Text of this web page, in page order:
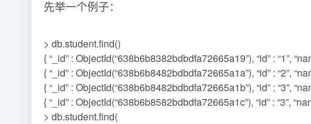
先举一个例子：
> db.student.find()
{ “_id” : ObjectId(“638b6b8382bdbdfa72665a19”), “id” : “1”,
{ “_id” : ObjectId(“638b6b8482bdbdfa72665a1a”), “id” : “2”,
{ “_id” : ObjectId(“638b6b8482bdbdfa72665a1b”), “id” : “3”,
{ “_id” : ObjectId(“638b6b8582bdbdfa72665a1c”), “id” : “3”,
> db.student.find(